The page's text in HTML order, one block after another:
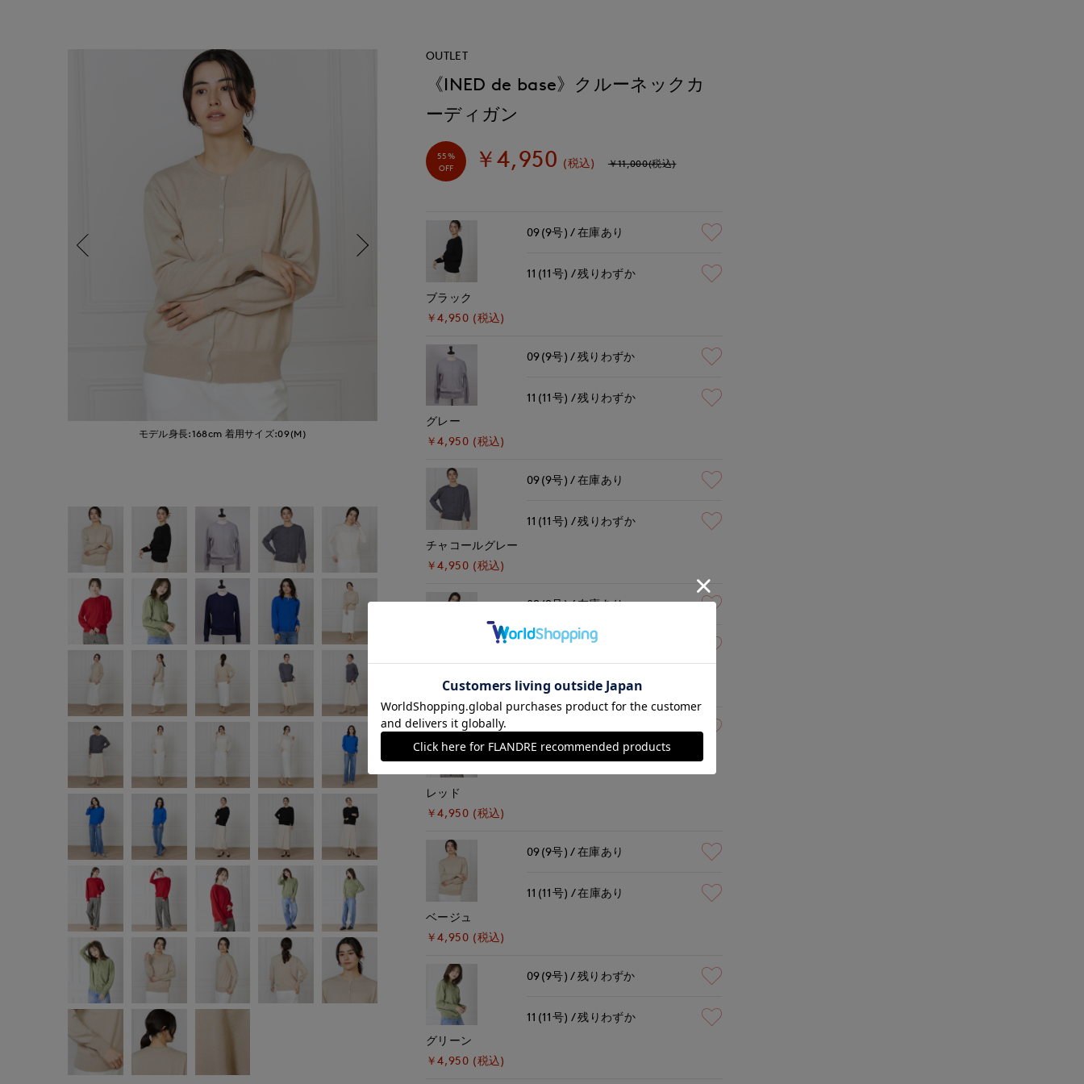
モデル身長:168cm 着用サイズ:09(M) モデル身長:168cm
OUTLET
《INED de base》クルーネックカ
ーディガン
55%
OFF
￥4,950 (税込) ￥11,000(税込)
ブラック
￥4,950 (税込)
09(9号) 在庫あり
11(11号) 残りわずか
グレー
￥4,950 (税込)
09(9号) 残りわずか
11(11号) 残りわずか
チャコールグレー
￥4,950 (税込)
09(9号) 在庫あり
11(11号) 残りわずか
オフホワイト
￥4,950 (税込)
09(9号) 在庫あり
11(11号) 残りわずか
レッド
￥4,950 (税込)
ベージュ
￥4,950 (税込)
09(9号) 在庫あり
11(11号) 在庫あり
グリーン
￥4,950 (税込)
09(9号) 残りわずか
11(11号) 残りわずか